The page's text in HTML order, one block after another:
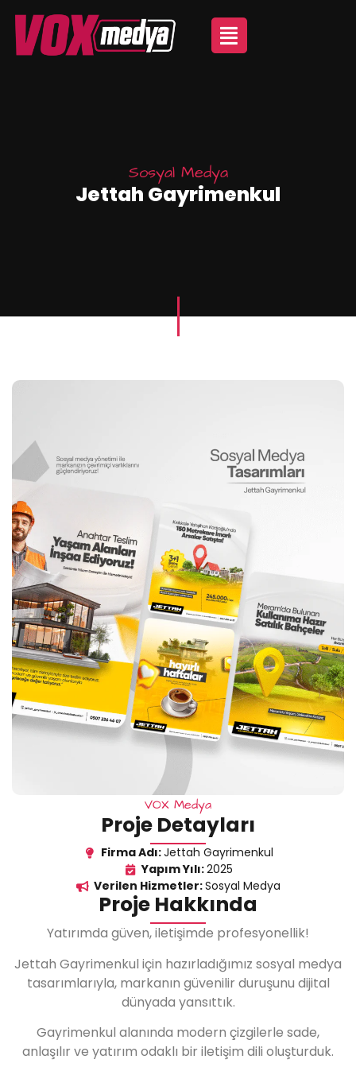
Sosyal Medya
Jettah Gayrimenkul
VOX Medya
Proje Detayları
Firma Adı:Jettah Gayrimenkul
Yapım Yılı:2025
Verilen Hizmetler:Sosyal Medya
Proje Hakkında
Yatırımda güven, iletişimde profesyonellik!
Jettah Gayrimenkul için hazırladığımız sosyal medya
tasarımlarıyla, markanın güvenilir duruşunu dijital
dünyada yansıttık.
Gayrimenkul alanında modern çizgilerle sade,
anlaşılır ve yatırım odaklı bir iletişim dili oluşturduk.